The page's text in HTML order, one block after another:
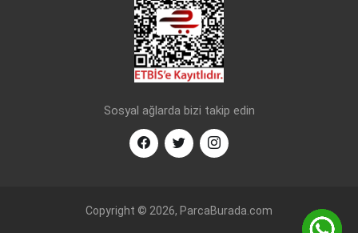
Sosyal ağlarda bizi takip edin
Copyright © 2026, ParcaBurada.com